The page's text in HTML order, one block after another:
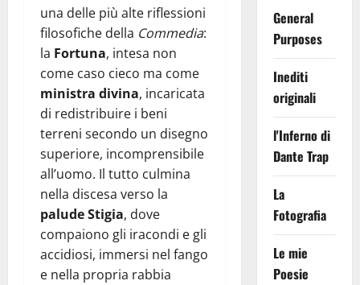
una delle più alte riflessioni
filosofiche della Commedia:
la Fortuna, intesa non
come caso cieco ma come
ministra divina, incaricata
di redistribuire i beni
terreni secondo un disegno
superiore, incomprensibile
all’uomo. Il tutto culmina
nella discesa verso la
palude Stigia, dove
compaiono gli iracondi e gli
accidiosi, immersi nel fango
e nella propria rabbia
General
Purposes
Inediti
originali
l'Inferno di
Dante Trap
La
Fotografia
Le mie
Poesie